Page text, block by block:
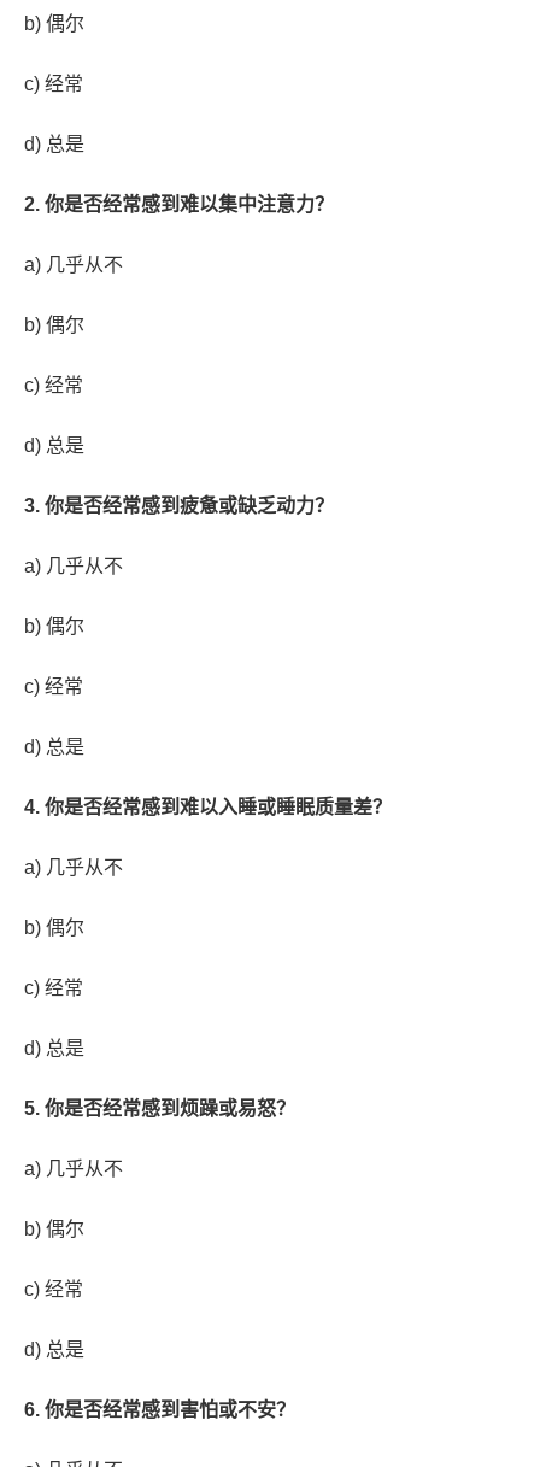
b) 偶尔
c) 经常
d) 总是
2. 你是否经常感到难以集中注意力？
a) 几乎从不
b) 偶尔
c) 经常
d) 总是
3. 你是否经常感到疲惫或缺乏动力？
a) 几乎从不
b) 偶尔
c) 经常
d) 总是
4. 你是否经常感到难以入睡或睡眠质量差？
a) 几乎从不
b) 偶尔
c) 经常
d) 总是
5. 你是否经常感到烦躁或易怒？
a) 几乎从不
b) 偶尔
c) 经常
d) 总是
6. 你是否经常感到害怕或不安？